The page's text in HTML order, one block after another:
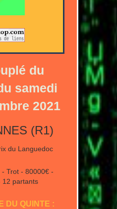
du
samedi
2021
(R1)
du Languedoc
Trot - 80000€ -
12 partants
DU QUINTE :